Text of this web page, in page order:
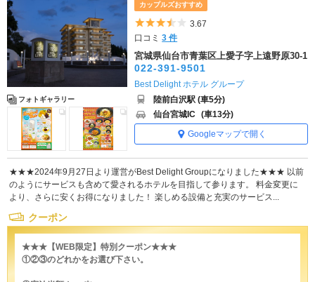
フォトギャラリー
カップルズおすすめ
5つ星のうち3.5
3.67
口コミ3 件
宮城県仙台市青葉区上愛子字上遠野原30-1
022-391-9501
Best Delight ホテル グループ
陸前白沢駅 (車5分)
仙台宮城IC (車13分)
Googleマップで開く
★★★2024年9月27日より運営がBest Delight Groupになりました★★★ 以前
のようにサービスも含めて愛されるホテルを目指して参ります。 料金変更に
より、さらに安くお得になりました！ 楽しめる設備と充実のサービス...
クーポン
★★★【WEB限定】特別クーポン★★★
①②③のどれかをお選び下さい。